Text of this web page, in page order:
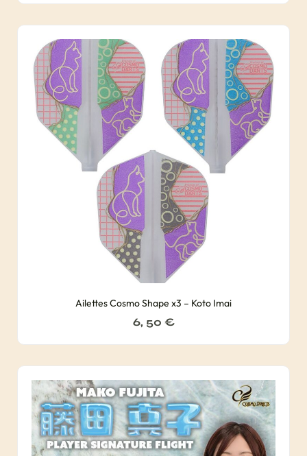
Ailettes Cosmo Shape x3 – Koto Imai
6, 50 €